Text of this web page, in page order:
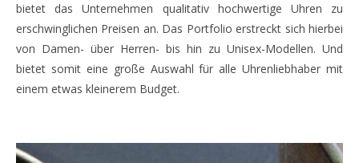
bietet das Unternehmen qualitativ hochwertige Uhren zu
erschwinglichen Preisen an. Das Portfolio erstreckt sich hierbei
von Damen- über Herren- bis hin zu Unisex-Modellen. Und
bietet somit eine große Auswahl für alle Uhrenliebhaber mit
einem etwas kleinerem Budget.